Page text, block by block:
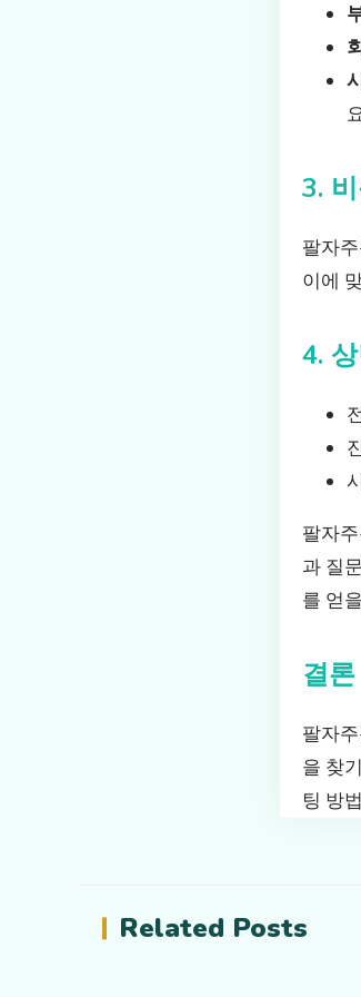
3.
팔자
이에
4.
팔자
과 질
를 얻
결론
팔자
을 찾
팅 방
Related Posts